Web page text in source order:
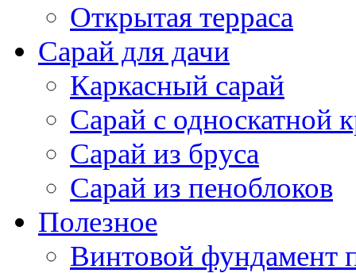
Открытая терраса
Сарай для дачи
Каркасный сарай
Сарай с односкатной
Сарай из бруса
Сарай из пеноблоков
Полезное
Винтовой фундамент